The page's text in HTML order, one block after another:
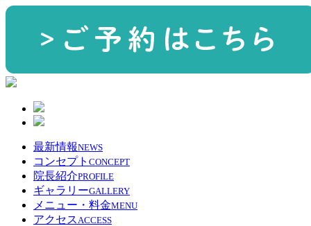
最新情報NEWS
コンセプト CONCEPT
院長紹介PROFILE
ギャラリーGALLERY
メニュー・料金MENU
アクセスACCESS